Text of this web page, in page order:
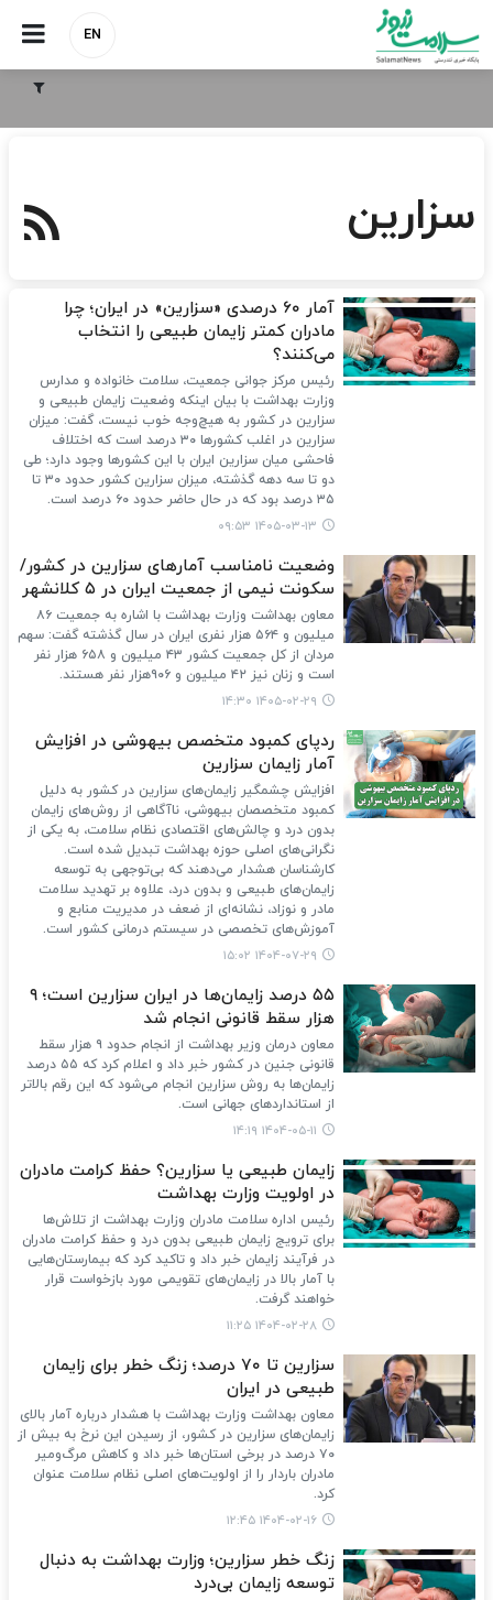
EN
سزارین
آمار ۶۰ درصدی «سزارین» در ایران؛ چرا
مادران کمتر زایمان طبیعی را انتخاب
می‌کنند؟
رئیس مرکز جوانی جمعیت، سلامت خانواده و مدارس
وزارت بهداشت با بیان اینکه وضعیت زایمان طبیعی و
سزارین در کشور به هیچ‌وجه خوب نیست، گفت: میزان
سزارین در اغلب کشورها ۳۰ درصد است که اختلاف
فاحشی میان سزارین ایران با این کشورها وجود دارد؛ طی
دو تا سه دهه گذشته، میزان سزارین کشور حدود ۳۰ تا
۳۵ درصد بود که در حال حاضر حدود ۶۰ درصد است.
۱۴۰۵-۰۳-۱۳ ۰۹:۵۳
وضعیت نامناسب آمارهای سزارین در کشور/
سکونت نیمی از جمعیت ایران در ۵ کلانشهر
معاون بهداشت وزارت بهداشت با اشاره به جمعیت ۸۶
میلیون و ۵۶۴ هزار نفری ایران در سال گذشته گفت: سهم
مردان از کل‌ جمعیت کشور ۴۳ میلیون و ۶۵۸ هزار نفر
است و زنان نیز ۴۲ میلیون و ۹۰۶هزار نفر هستند.
۱۴۰۵-۰۲-۲۹ ۱۴:۳۰
ردپای کمبود متخصص بیهوشی در افزایش
آمار زایمان سزارین
افزایش چشمگیر زایمان‌های سزارین در کشور به دلیل
کمبود متخصصان بیهوشی، ناآگاهی از روش‌های زایمان
بدون درد و چالش‌های اقتصادی نظام سلامت، به یکی از
نگرانی‌های اصلی حوزه بهداشت تبدیل شده است.
کارشناسان هشدار می‌دهند که بی‌توجهی به توسعه
زایمان‌های طبیعی و بدون درد، علاوه بر تهدید سلامت
مادر و نوزاد، نشانه‌ای از ضعف در مدیریت منابع و
آموزش‌های تخصصی در سیستم درمانی کشور است.
۱۴۰۴-۰۷-۲۹ ۱۵:۰۲
۵۵ درصد زایمان‌ها در ایران سزارین است؛ ۹
هزار سقط قانونی انجام شد
معاون درمان وزیر بهداشت از انجام حدود ۹ هزار سقط
قانونی جنین در کشور خبر داد و اعلام کرد که ۵۵ درصد
زایمان‌ها به روش سزارین انجام می‌شود که این رقم بالاتر
از استانداردهای جهانی است.
۱۴۰۴-۰۵-۱۱ ۱۴:۱۹
زایمان طبیعی یا سزارین؟ حفظ کرامت مادران
در اولویت وزارت بهداشت
رئیس اداره سلامت مادران وزارت بهداشت از تلاش‌ها
برای ترویج زایمان طبیعی بدون درد و حفظ کرامت مادران
در فرآیند زایمان خبر داد و تاکید کرد که بیمارستان‌هایی
با آمار بالا در زایمان‌های تقویمی مورد بازخواست قرار
خواهند گرفت.
۱۴۰۴-۰۲-۲۸ ۱۱:۲۵
سزارین‌ تا ۷۰ درصد؛ زنگ خطر برای زایمان
طبیعی در ایران
معاون بهداشت وزارت بهداشت با هشدار درباره آمار بالای
زایمان‌های سزارین در کشور، از رسیدن این نرخ به بیش از
۷۰ درصد در برخی استان‌ها خبر داد و کاهش مرگ‌ومیر
مادران باردار را از اولویت‌های اصلی نظام سلامت عنوان
کرد.
۱۴۰۴-۰۲-۱۶ ۱۲:۴۵
زنگ خطر سزارین؛ وزارت بهداشت به دنبال
توسعه زایمان بی‌درد